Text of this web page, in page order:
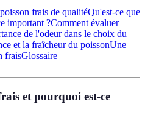
frais de qualitéQu'est-ce que
important ?Comment évaluer
de l'odeur dans le choix du
et la fraîcheur du poissonUne
fraisGlossaire
et pourquoi est-ce